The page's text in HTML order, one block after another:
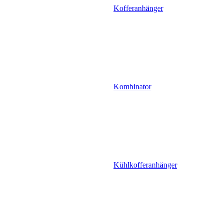
Kofferanhänger
Kombinator
Kühlkofferanhänger